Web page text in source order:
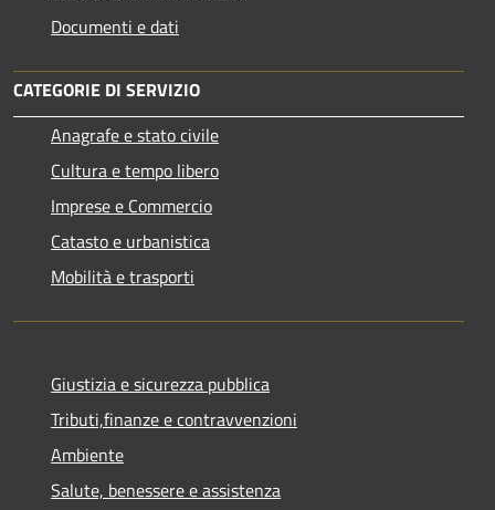
Documenti e dati
CATEGORIE DI SERVIZIO
Anagrafe e stato civile
Cultura e tempo libero
Imprese e Commercio
Catasto e urbanistica
Mobilità e trasporti
Giustizia e sicurezza pubblica
Tributi,finanze e contravvenzioni
Ambiente
Salute, benessere e assistenza